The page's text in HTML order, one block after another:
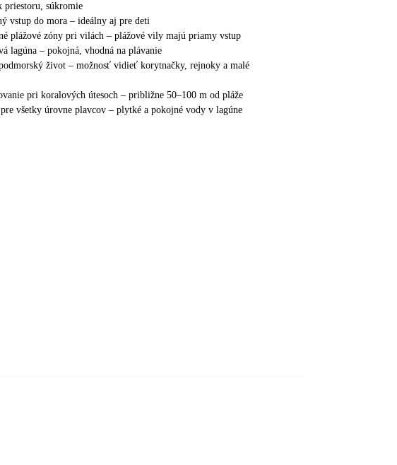
priestoru, súkromie
vstup do mora – ideálny aj pre deti
plážové zóny pri vilách – plážové vily majú priamy vstup
lagúna – pokojná, vhodná na plávanie
život – možnosť vidieť korytnačky, rejnoky a malé
pri koralových útesoch – približne 50–100 m od pláže
všetky úrovne plavcov – plytké a pokojné vody v lagúne